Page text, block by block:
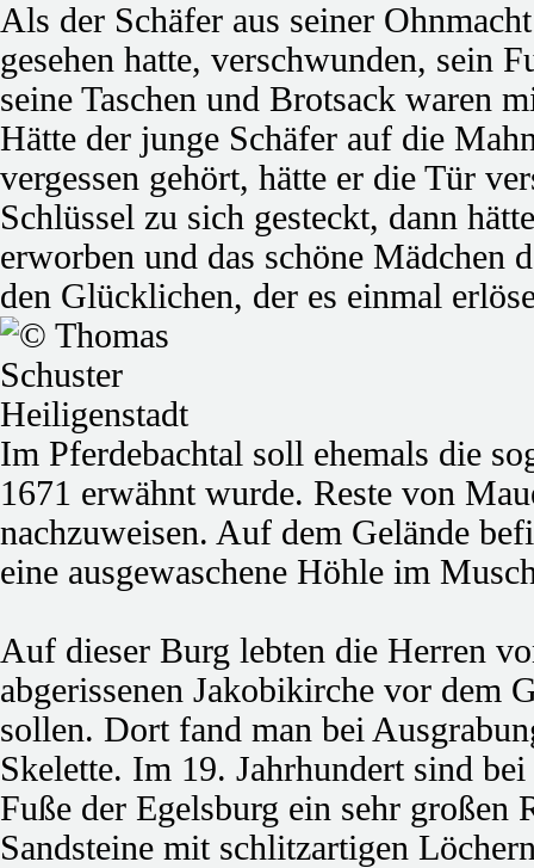
Als der Schäfer aus seiner
gesehen hatte, verschwunden, sein
seine Taschen und Brotsack waren
Hätte der junge Schäfer auf die
vergessen gehört, hätte er die Tür
Schlüssel zu sich gesteckt, dann
erworben und das schöne Mädchen
den Glücklichen, der es einmal
Im Pferdebachtal soll ehemals die
1671 erwähnt wurde. Reste von
nachzuweisen. Auf dem Gelände
eine ausgewaschene Höhle im
Auf dieser Burg lebten die Herren
abgerissenen Jakobikirche vor dem
sollen. Dort fand man bei
Skelette. Im 19. Jahrhundert sind
Fuße der Egelsburg ein sehr großen
Sandsteine mit schlitzartigen